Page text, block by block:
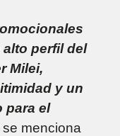
perfil del
Milei,
y un
para el
menciona